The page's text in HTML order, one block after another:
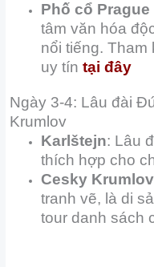
Phố cổ
tâm văn hóa
nổi tiếng. Tham
uy tín tại đây
Ngày 3-4: Lâu đài
Krumlov
Karlštejn: Lâu
thích hợp cho
Cesky Krumlov
tranh vẽ, là di
tour danh sách